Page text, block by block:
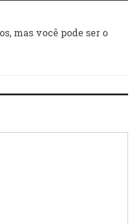
mas você pode ser o